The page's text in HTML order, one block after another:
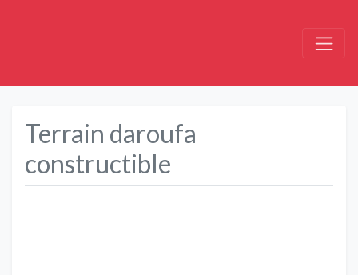
Terrain daroufa
constructible